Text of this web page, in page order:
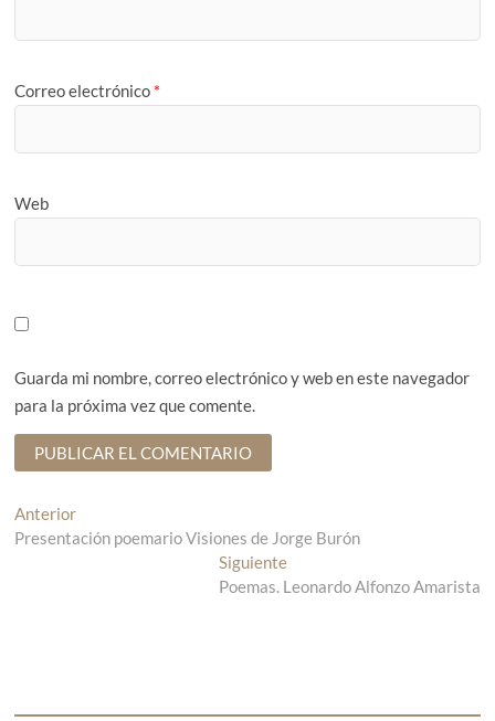
Correo electrónico *
Web
Guarda mi nombre, correo electrónico y web en este navegador
para la próxima vez que comente.
N
a
Anterior
n
Presentación poemario Visiones de Jorge Burón
SiguienteE
n
Poemas. Leonardo Alfonzo Amarista